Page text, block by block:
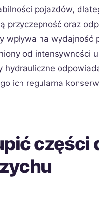
pojazdów,
przyczepność oraz
wpływa na
od intensywności
hydrauliczne
ich regularna
części